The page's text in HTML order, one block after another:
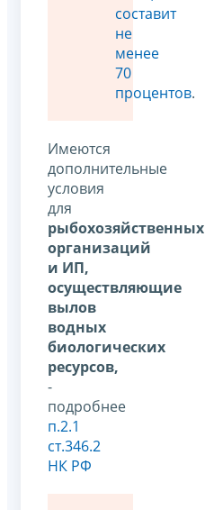
составит
не
менее
70
процентов.
Имеются
дополнительные
условия
для
рыбохозяйственных
организаций
и ИП,
осуществляющие
вылов
водных
биологических
ресурсов,
-
подробнее
п.2.1
ст.346.2
НК РФ